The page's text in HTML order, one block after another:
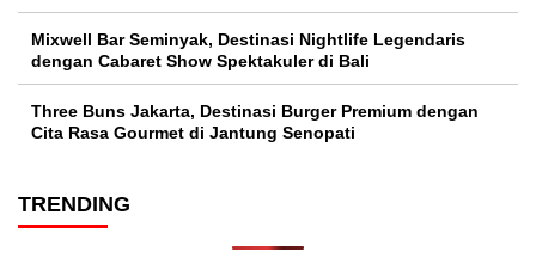
Mixwell Bar Seminyak, Destinasi Nightlife Legendaris
dengan Cabaret Show Spektakuler di Bali
Three Buns Jakarta, Destinasi Burger Premium dengan
Cita Rasa Gourmet di Jantung Senopati
TRENDING